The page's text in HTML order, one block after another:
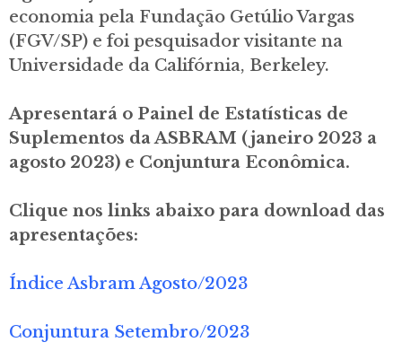
economia pela Fundação Getúlio Vargas
(FGV/SP) e foi pesquisador visitante na
Universidade da Califórnia, Berkeley.
Apresentará o Painel de Estatísticas de
Suplementos da ASBRAM (janeiro 2023 a
agosto 2023) e Conjuntura Econômica.
Clique nos links abaixo para download das
apresentações:
Índice Asbram Agosto/2023
Conjuntura Setembro/2023